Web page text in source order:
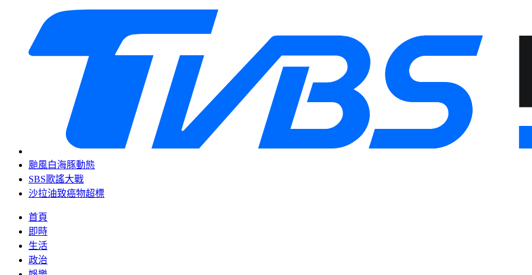
颱風白海豚動態
SBS歌謠大戰
沙拉油致癌物超標
首頁
即時
生活
政治